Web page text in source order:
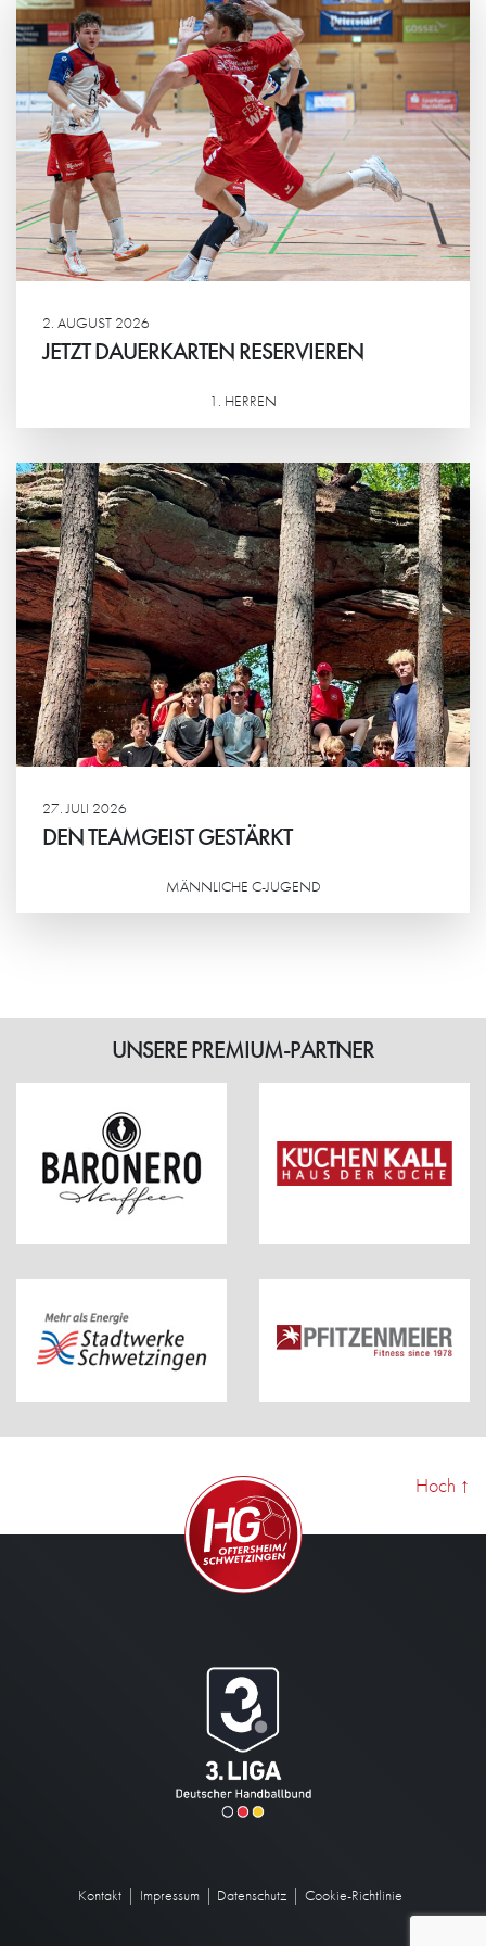
2. AUGUST 2026
JETZT DAUERKARTEN RESERVIEREN
1. HERREN
27. JULI 2026
DEN TEAMGEIST GESTÄRKT
MÄNNLICHE C-JUGEND
UNSERE PREMIUM-PARTNER
Hoch ↑
Kontakt Impressum Datenschutz Cookie-Richtlinie